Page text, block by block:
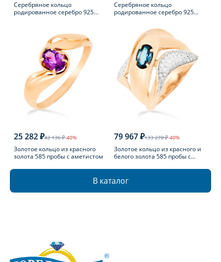
Серебряное кольцо
родированное серебро 925
Серебряное кольцо
родированное серебро 925
25 282 ₽42 136 ₽-40%
Золотое кольцо из красного
золота 585 пробы с аметистом
79 967 ₽133 278 ₽-40%
Золотое кольцо из красного и
белого золота 585 пробы с
В каталог